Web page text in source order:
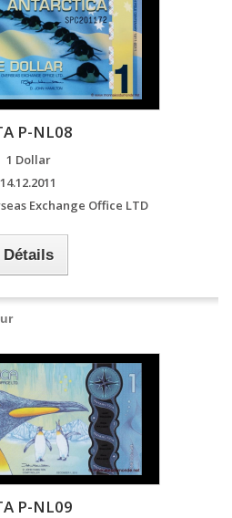
P-NL08
1 Dollar
14.12.2011
Exchange Office LTD
Détails
P-NL09